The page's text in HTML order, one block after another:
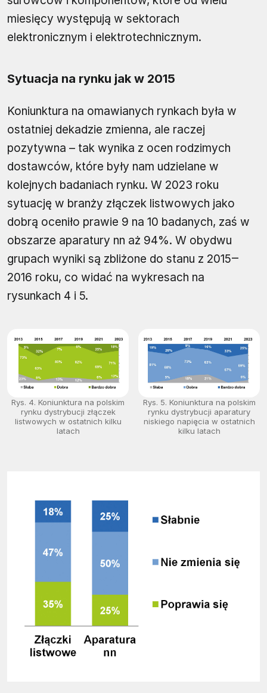
miesięcy występują w sektorach
elektronicznym i elektrotechnicznym.
Sytuacja na rynku jak w 2015
Koniunktura na omawianych rynkach była w
ostatniej dekadzie zmienna, ale raczej
pozytywna – tak wynika z ocen rodzimych
dostawców, które były nam udzielane w
kolejnych badaniach rynku. W 2023 roku
sytuację w branży złączek listwowych jako
dobrą oceniło prawie 9 na 10 badanych, zaś w
obszarze aparatury nn aż 94%. W obydwu
grupach wyniki są zbliżone do stanu z 2015‒
2016 roku, co widać na wykresach na
rysunkach 4 i 5.
Rys. 4. Koniunktura na polskim
rynku dystrybucji złączek
listwowych w ostatnich kilku
latach
Rys. 5. Koniunktura na polskim
rynku dystrybucji aparatury
niskiego napięcia w ostatnich
kilku latach